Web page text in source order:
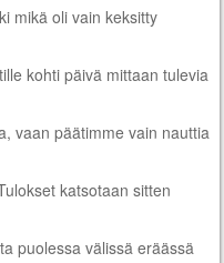
mikä oli vain keksitty
kohti päivä mittaan tulevia
vaan päätimme vain nauttia
katsotaan sitten
puolessa välissä eräässä